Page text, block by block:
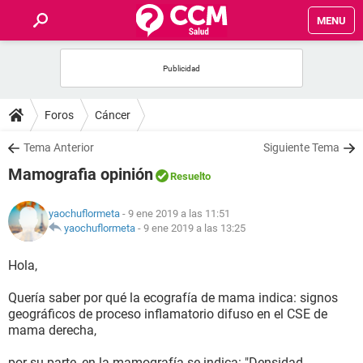
MENU
FOROS
SALUD
NUTRICIÓN
BIENESTAR
SEXUALIDAD
Foros Cáncer
Tema Anterior Siguiente Tema
Mamografia opinión Resuelto
yaochuflormeta - 9 ene 2019 a las 11:51
yaochuflormeta - 9 ene 2019 a las 13:25
Hola,
Quería saber por qué la ecografía de mama indica: signos
geográficos de proceso inflamatorio difuso en el CSE de
mama derecha,